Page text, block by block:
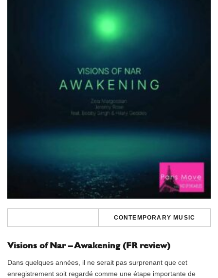
CONTEMPORARY MUSIC
Visions of Nar – Awakening (FR review)
Dans quelques années, il ne serait pas surprenant que cet
enregistrement soit regardé comme une étape importante de